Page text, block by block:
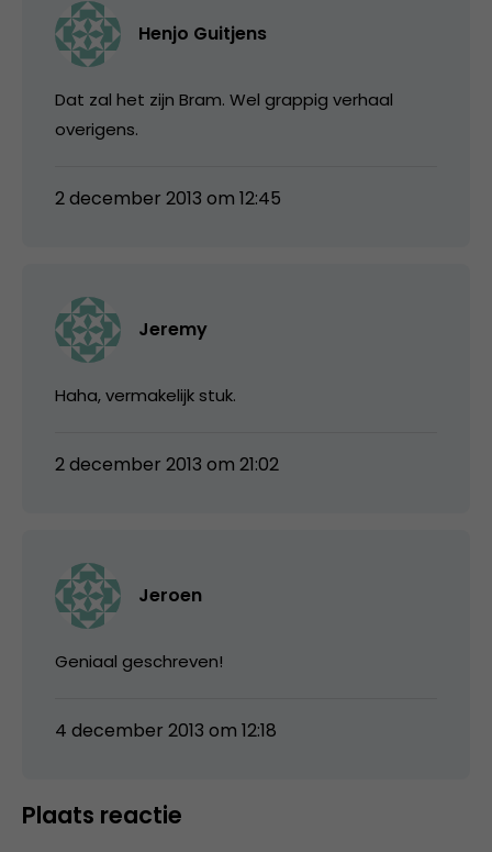
Henjo Guitjens
Dat zal het zijn Bram. Wel grappig verhaal
overigens.
2 december 2013 om 12:45
Jeremy
Haha, vermakelijk stuk.
2 december 2013 om 21:02
Jeroen
Geniaal geschreven!
4 december 2013 om 12:18
Plaats reactie